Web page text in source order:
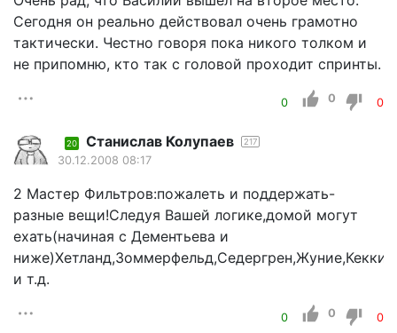
Сегодня он реально действовал очень грамотно
тактически. Честно говоря пока никого толком и
не припомню, кто так с головой проходит спринты.
0 0 0
20 Станислав Колупаев 217
30.12.2008 08:17
2 Мастер Фильтров:пожалеть и поддержать-
разные вещи!Следуя Вашей логике,домой могут
ехать(начиная с Дементьева и
и т.д.
0 0 0